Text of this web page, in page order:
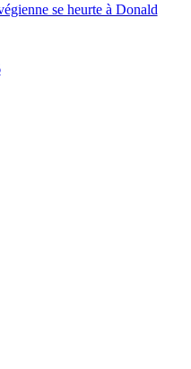
se heurte à Donald